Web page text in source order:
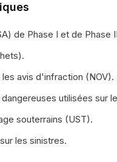
de Phase I et de Phase
avis d'infraction (NOV).
utilisées sur
souterrains (UST).
les sinistres.